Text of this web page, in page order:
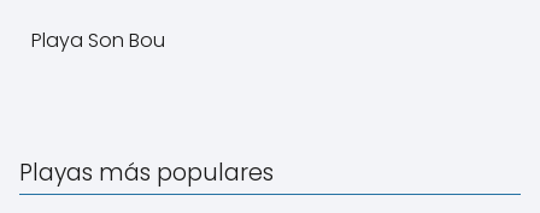
Playa Son Bou
Playas más populares